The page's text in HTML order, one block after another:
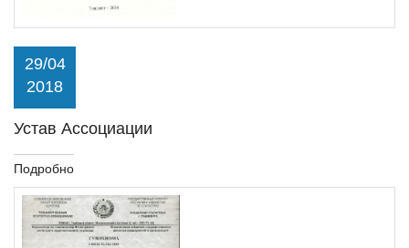
29/04
2018
Устав Ассоциации
Подробно